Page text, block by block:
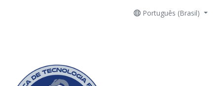
Português (Brasil)